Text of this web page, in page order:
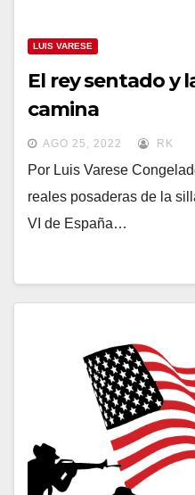
LUIS VARESE
El rey sentado y
camina
AGO 25, 2022 RK
Por Luis Varese
reales posaderas de la
VI de España…